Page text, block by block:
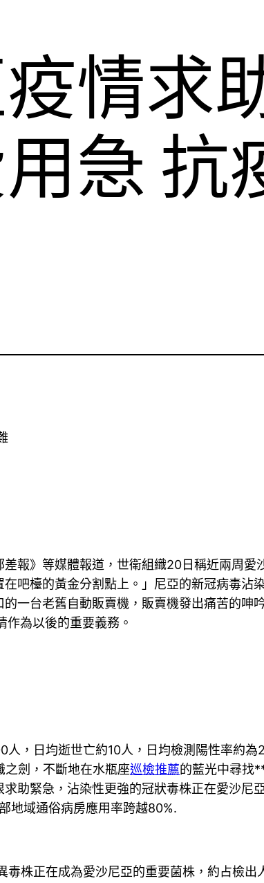
情求
急 抗
》等媒體報道，世衛組織20日稱近兩周愛
吧檯的黃金分割點上。」尼亞的新冠病毒沾
的一台老舊自動販賣機，販賣機發出痛苦的呻
為以後的重要義務。
，日均逝世亡約10人，日均檢測陽性率約為
之劍，不斷地在水瓶座巡檢推薦的藍光中尋找
助緊急，沾染性更強的冠狀毒株正在愛沙尼
地域通俗病房應用率跨越80%.
株正在成為愛沙尼亞的重要菌株，約占檢出